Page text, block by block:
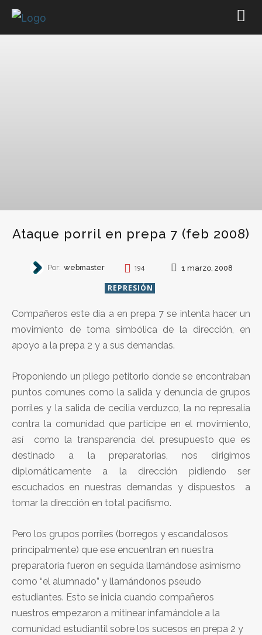
Ataque porril en prepa 7 (feb 2008)
Por: webmaster 194 1 marzo, 2008
REPRESIÓN
Compañeros este día a en prepa 7 se intenta hacer un
movimiento de toma simbólica de la dirección, en
apoyo a la prepa 2 y a sus demandas.
Proponiendo un pliego petitorio donde se encontraban
puntos comunes como la salida y denuncia de grupos
porriles y la salida de cecilia verduzco, la no represalia
contra la comunidad que participe en el movimiento,
así como la transparencia del presupuesto que es
destinado a la preparatorias, nos dirigimos
diplomáticamente a la dirección pidiendo ser
escuchados en nuestras demandas y dispuestos a
tomar la dirección en total pacifismo.
Pero los grupos porriles (borregos y escandalosos
principalmente) que ese encuentran en nuestra
preparatoria fueron en seguida llamándose asimismo
como “el alumnado” y llamándonos pseudo
estudiantes. Esto se inicia cuando compañeros
nuestros empezaron a mitinear infamándole a la
comunidad estudiantil sobre los sucesos en prepa 2 y